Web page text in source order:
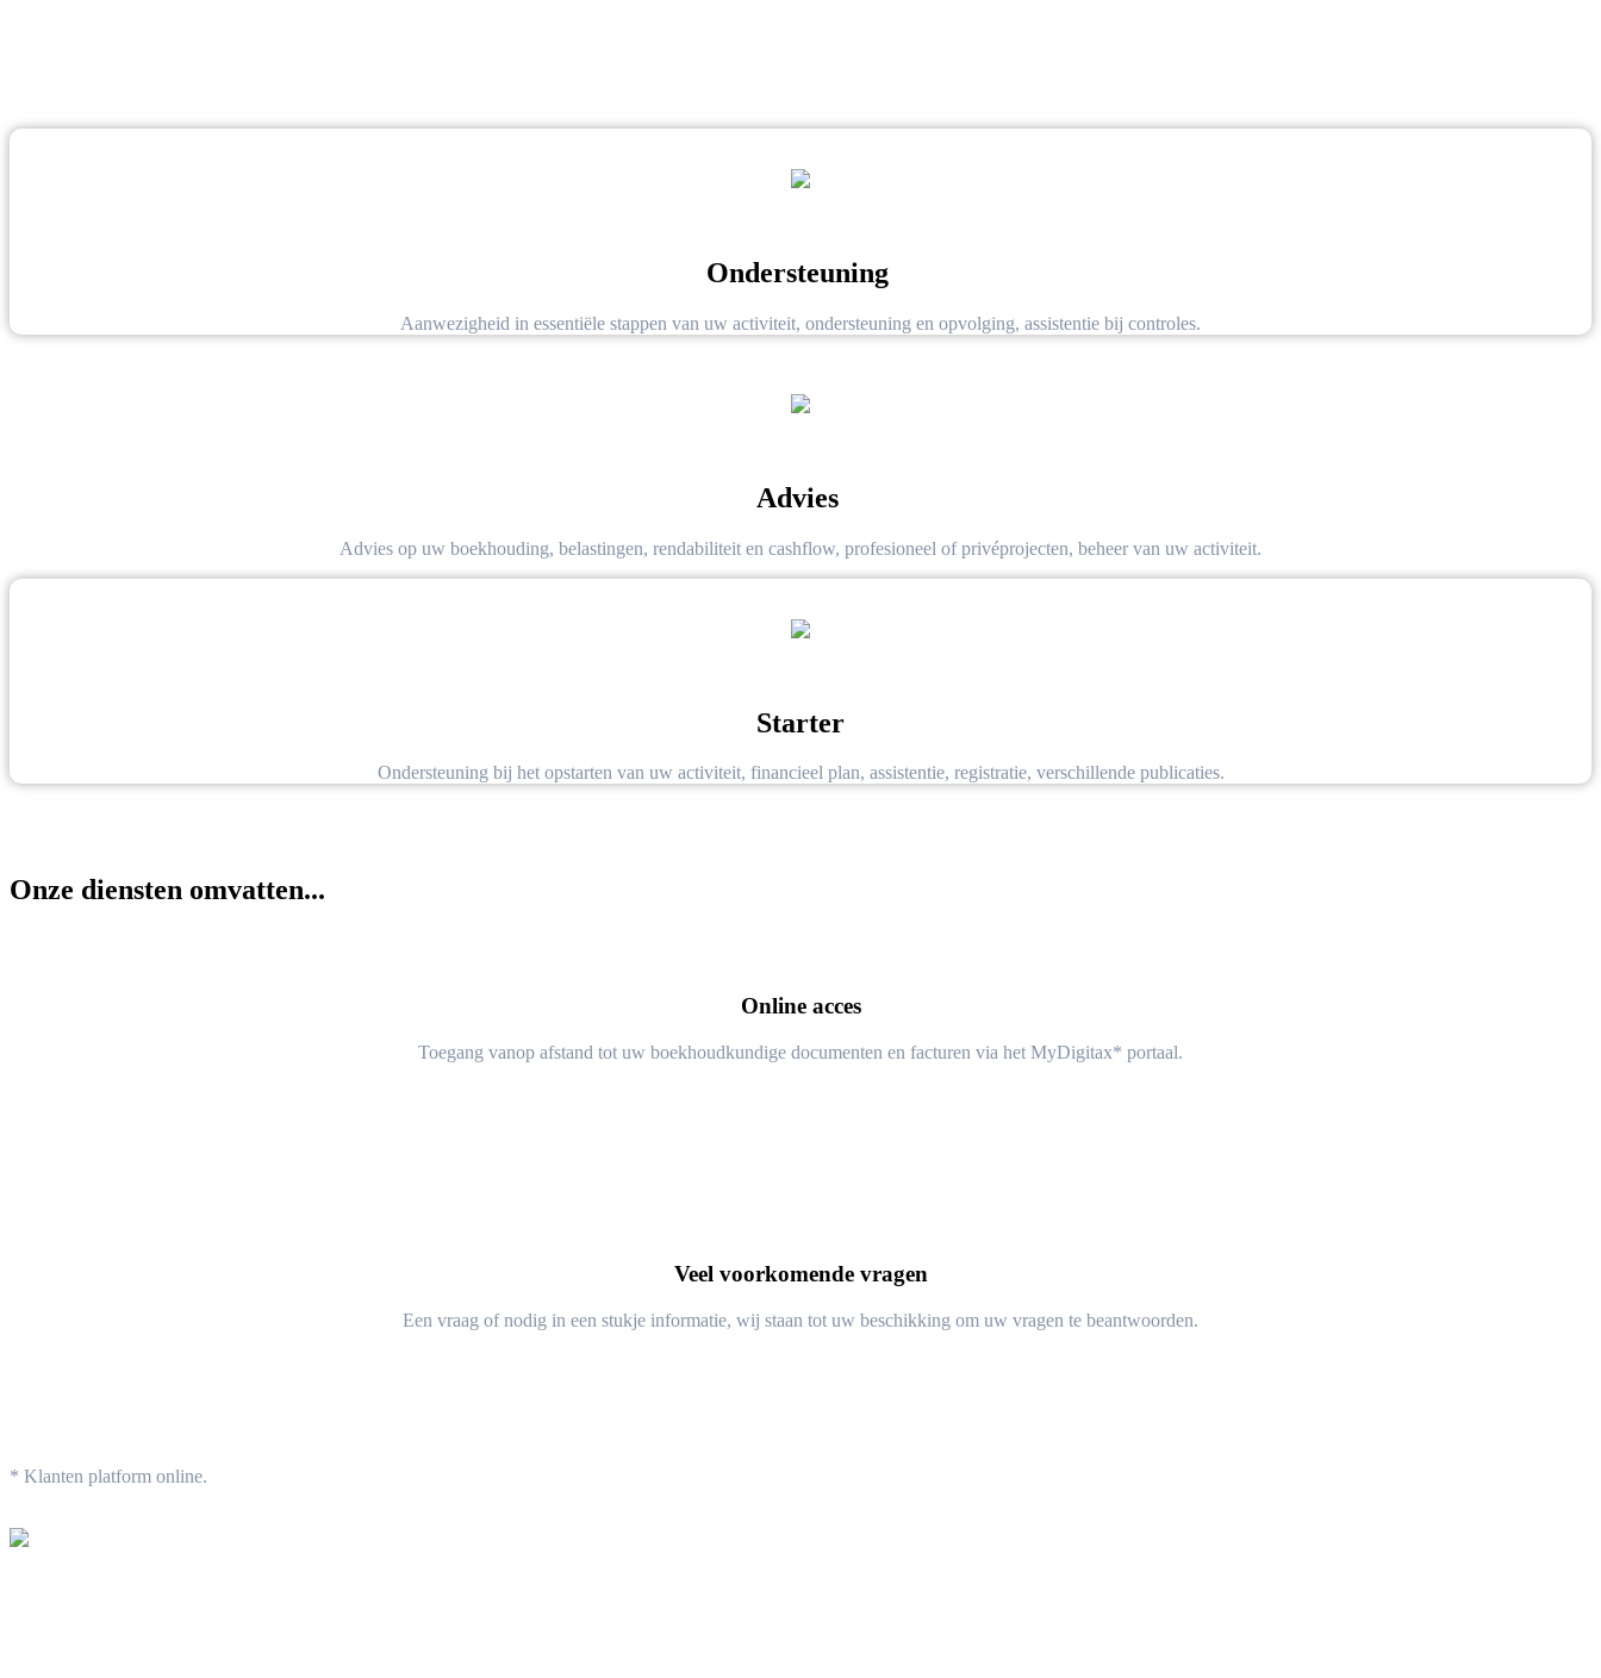
Ondersteuning
Aanwezigheid in essentiële stappen van uw activiteit, ondersteuning en opvolging, assistentie bij controles.
Advies
Advies op uw boekhouding, belastingen, rendabiliteit en cashflow, profesioneel of privéprojecten, beheer van uw activiteit.
Starter
Ondersteuning bij het opstarten van uw activiteit, financieel plan, assistentie, registratie, verschillende publicaties.
Onze diensten omvatten...
Online acces
Toegang vanop afstand tot uw boekhoudkundige documenten en facturen via het MyDigitax* portaal.
Veel voorkomende vragen
Een vraag of nodig in een stukje informatie, wij staan tot uw beschikking om uw vragen te beantwoorden.
* Klanten platform online.